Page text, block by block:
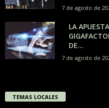
7 de agosto de
LA
DE...
7 de agosto de
TEMAS LOCALES